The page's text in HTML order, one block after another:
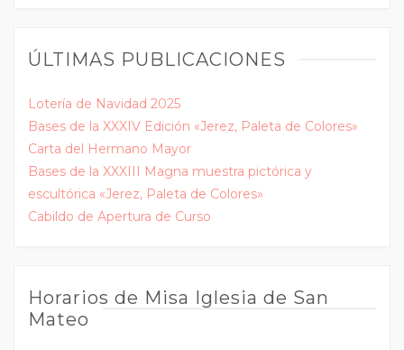
ÚLTIMAS PUBLICACIONES
Lotería de Navidad 2025
Bases de la XXXIV Edición «Jerez, Paleta de Colores»
Carta del Hermano Mayor
Bases de la XXXIII Magna muestra pictórica y
escultórica «Jerez, Paleta de Colores»
Cabildo de Apertura de Curso
Horarios de Misa Iglesia de San
Mateo